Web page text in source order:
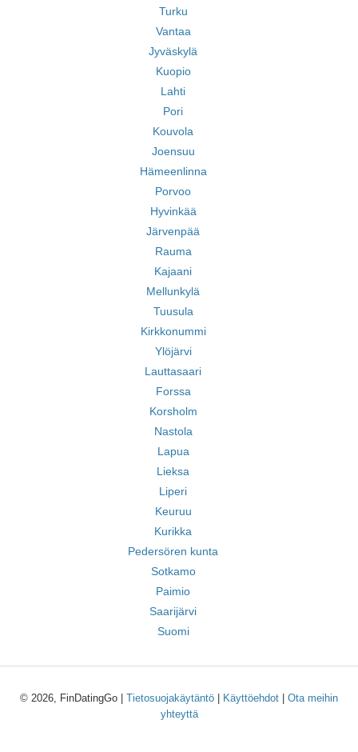
Turku
Vantaa
Jyväskylä
Kuopio
Lahti
Pori
Kouvola
Joensuu
Hämeenlinna
Porvoo
Hyvinkää
Järvenpää
Rauma
Kajaani
Mellunkylä
Tuusula
Kirkkonummi
Ylöjärvi
Lauttasaari
Forssa
Korsholm
Nastola
Lapua
Lieksa
Liperi
Keuruu
Kurikka
Pedersören kunta
Sotkamo
Paimio
Saarijärvi
Suomi
© 2026, FinDatingGo | Tietosuojakäytäntö Käyttöehdot
Ota meihin
yhteyttä